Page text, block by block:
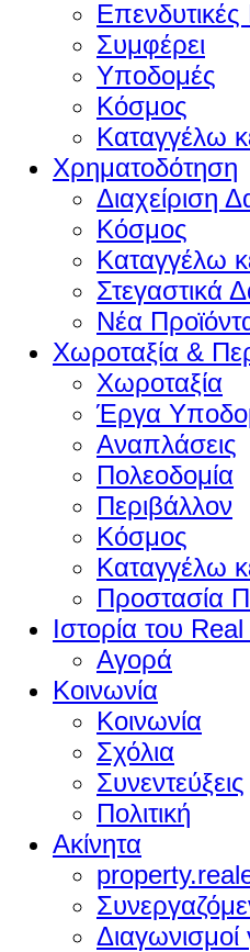
Επενδυτικές
Συμφέρει
Υποδομές
Κόσμος
Καταγγέλω
Χρηματοδότηση
Διαχείριση
Κόσμος
Καταγγέλω
Στεγαστικά
Νέα
Χωροταξία &
Χωροταξία
Έργα
Αναπλάσεις
Πολεοδομία
Περιβάλλον
Κόσμος
Καταγγέλω
Προστασία
Ιστορία του
Αγορά
Κοινωνία
Κοινωνία
Σχόλια
Συνεντεύξεις
Πολιτική
Ακίνητα
Διαγωνισμοί